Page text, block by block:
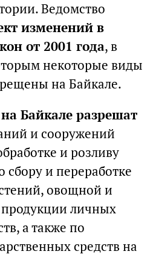
Ведомство
изменений в
от 2001 года, в
некоторые виды
на Байкале.
на Байкале разрешат
и сооружений
и розливу
сбору и переработке
овощной и
личных
а также по
средств на